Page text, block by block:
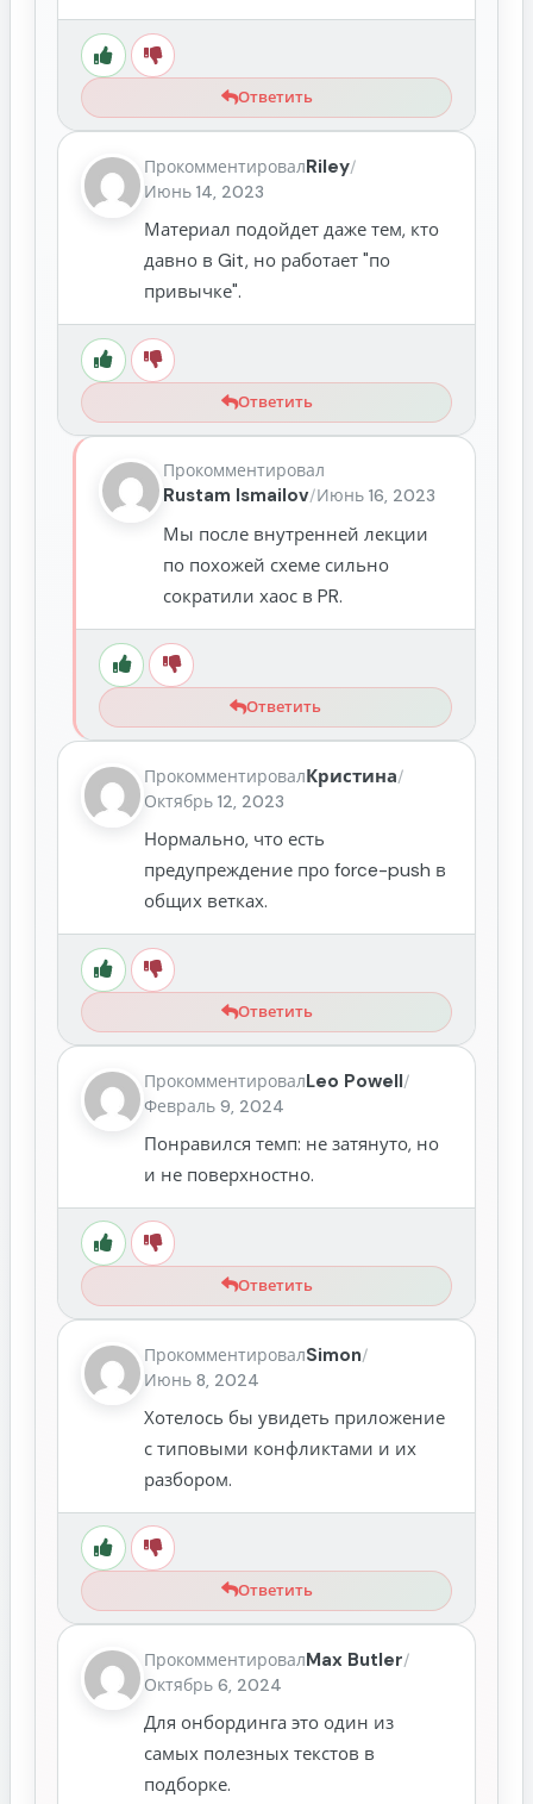
Ответить
ПрокомментировалRiley/
Июнь 14, 2023
Материал подойдет даже тем, кто
давно в Git, но работает "по
привычке".
Ответить
Прокомментировал
Rustam Ismailov/Июнь 16, 2023
Мы после внутренней лекции
по похожей схеме сильно
сократили хаос в PR.
Ответить
ПрокомментировалКристина/
Октябрь 12, 2023
Нормально, что есть
предупреждение про force-push в
общих ветках.
Ответить
ПрокомментировалLeo Powell/
Февраль 9, 2024
Понравился темп: не затянуто, но
и не поверхностно.
Ответить
ПрокомментировалSimon/
Июнь 8, 2024
Хотелось бы увидеть приложение
с типовыми конфликтами и их
разбором.
Ответить
ПрокомментировалMax Butler/
Октябрь 6, 2024
Для онбординга это один из
самых полезных текстов в
подборке.